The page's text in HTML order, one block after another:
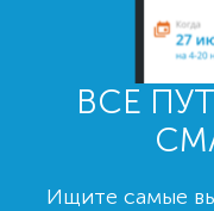
ВСЕ
Ищите самые